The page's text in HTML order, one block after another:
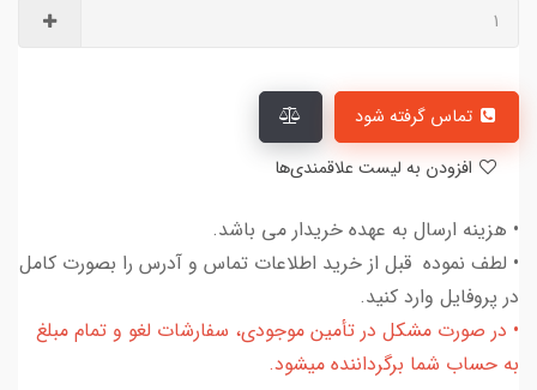
تماس گرفته شود
• هزینه ارسال به عهده خریدار می باشد.
• لطف نموده قبل از خرید اطلاعات تماس و آدرس را بصورت کامل
در پروفایل وارد کنید.
• در صورت مشکل در تأمین موجودی، سفارشات لغو و تمام مبلغ
به حساب شما برگرداننده میشود.